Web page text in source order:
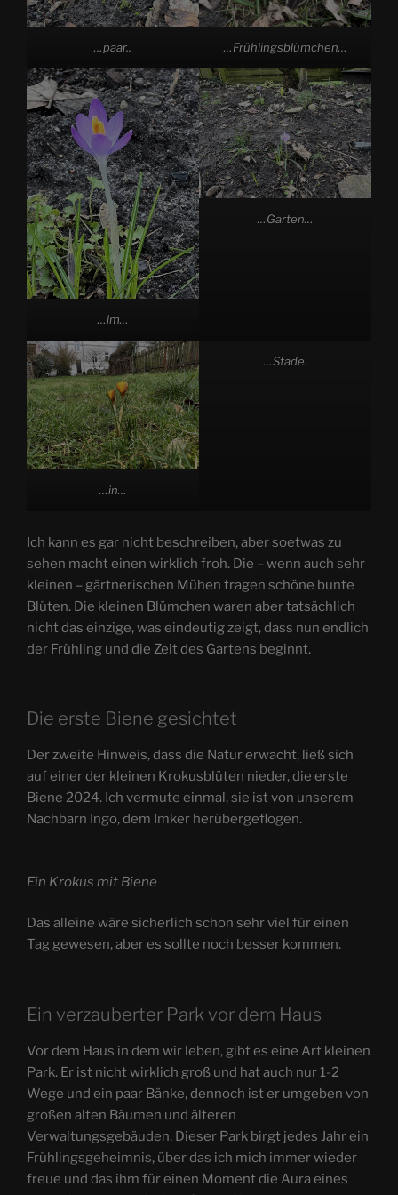
…paar.. …Frühlingsblümchen…
…im…
…Garten…
…in…
…Stade.
Ich kann es gar nicht beschreiben, aber soetwas zu
sehen macht einen wirklich froh. Die – wenn auch sehr
kleinen – gärtnerischen Mühen tragen schöne bunte
Blüten. Die kleinen Blümchen waren aber tatsächlich
nicht das einzige, was eindeutig zeigt, dass nun endlich
der Frühling und die Zeit des Gartens beginnt.
Die erste Biene gesichtet
Der zweite Hinweis, dass die Natur erwacht, ließ sich
auf einer der kleinen Krokusblüten nieder, die erste
Biene 2024. Ich vermute einmal, sie ist von unserem
Nachbarn Ingo, dem Imker herübergeflogen.
Ein Krokus mit Biene
Das alleine wäre sicherlich schon sehr viel für einen
Tag gewesen, aber es sollte noch besser kommen.
Ein verzauberter Park vor dem Haus
Vor dem Haus in dem wir leben, gibt es eine Art kleinen
Park. Er ist nicht wirklich groß und hat auch nur 1-2
Wege und ein paar Bänke, dennoch ist er umgeben von
großen alten Bäumen und älteren
Verwaltungsgebäuden. Dieser Park birgt jedes Jahr ein
Frühlingsgeheimnis, über das ich mich immer wieder
freue und das ihm für einen Moment die Aura eines